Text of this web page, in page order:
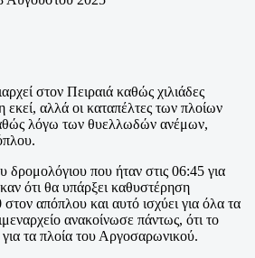
στον Πειραιά καθώς χιλιάδες
εκεί, αλλά οι καταπέλτες των πλοίων
λόγω των θυελλωδών ανέμων,
δρομολόγιου που ήταν στις 06:45 για
ότι θα υπάρξει καθυστέρηση
απόπλου και αυτό ισχύει για όλα τα
ανακοίνωσε πάντως, ότι το
για τα πλοία του Αργοσαρωνικού.